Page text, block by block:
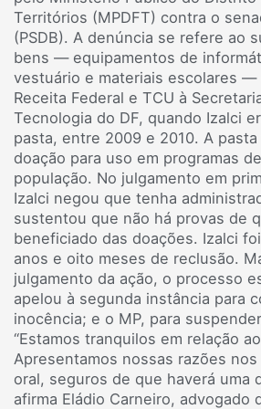
Territórios (MPDFT) contra o
(PSDB). A denúncia se refere ao
bens — equipamentos de
vestuário e materiais escolares —
Receita Federal e TCU à
Tecnologia do DF, quando Izalci
pasta, entre 2009 e 2010. A
doação para uso em programas
população. No julgamento em
Izalci negou que tenha
sustentou que não há provas de
beneficiado das doações. Izalci
anos e oito meses de reclusão.
julgamento da ação, o processo
apelou à segunda instância para
inocência; e o MP, para
“Estamos tranquilos em relação
Apresentamos nossas razões
oral, seguros de que haverá uma
afirma Eládio Carneiro, advogado